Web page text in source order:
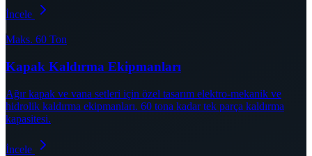
İncele
Maks. 60 Ton
Kapak Kaldırma Ekipmanları
Ağır kapak ve vana setleri için özel tasarım elektro-mekanik ve
hidrolik kaldırma ekipmanları. 60 tona kadar tek parça kaldırma
kapasitesi.
İncele